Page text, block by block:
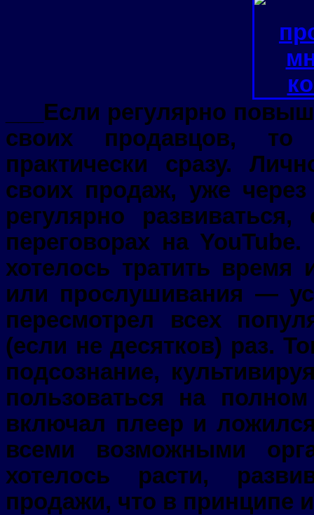
___Если регулярно
своих продавцов, то
практически сразу.
своих продаж, уже
регулярно
переговорах на
хотелось тратить время
или прослушивания —
пересмотрел всех
(если не десятков) раз.
подсознание,
пользоваться на
включал плеер и
всеми возможными
хотелось расти,
продажи, что в принципе